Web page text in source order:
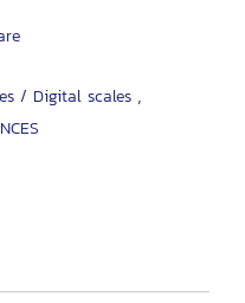
/ Digital scales ,